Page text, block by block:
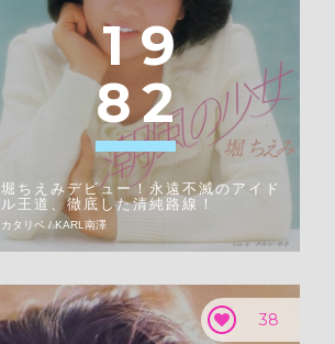
1 9
82
堀ちえみデビュー！永遠不滅のアイド
ル王道、徹底した清純路線！
カタリベ / KARL南澤
38